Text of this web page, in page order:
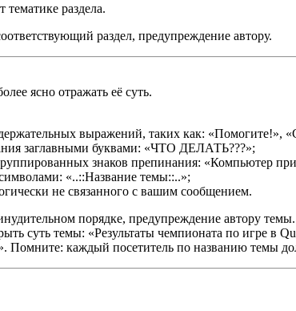
тематике раздела.
раздел, предупреждение автору.
ясно отражать её суть.
выражений, таких как: «Помогите!»,
заглавными буквами: «ЧТО ДЕЛАТЬ???»;
знаков препинания: «Компьютер при
«..::Название темы::..»;
не связанного с вашим сообщением.
порядке, предупреждение автору темы.
суть темы: «Результаты чемпионата по игре
Помните: каждый посетитель по названию темы